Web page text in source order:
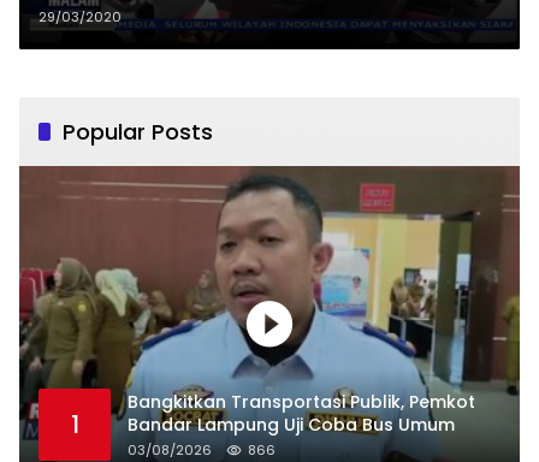
29/03/2020
Popular Posts
1
Bangkitkan Transportasi Publik, Pemkot
Bandar Lampung Uji Coba Bus Umum
03/08/2026 866